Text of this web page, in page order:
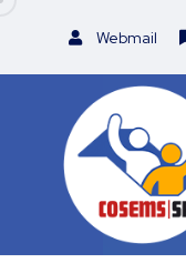
Webmail